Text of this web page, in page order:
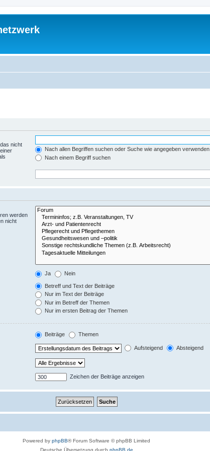
nicht
Nach allen Begriffen suchen oder Suche wie angegeben verwenden
Nach einem Begriff suchen
werden
nicht
Ja Nein
Betreff und Text der Beiträge
Nur im Text der Beiträge
Nur im Betreff der Themen
Nur im ersten Beitrag der Themen
Beiträge Themen
Aufsteigend Absteigend
Zeichen der Beiträge anzeigen
Powered by phpBB® Forum Software © phpBB Limited
Deutsche Übersetzung durch phpBB.de